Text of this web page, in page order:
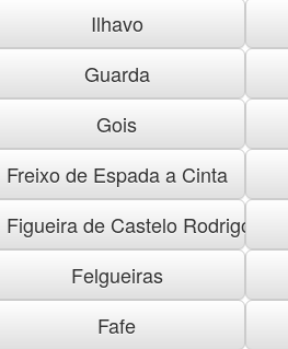
Ilhavo
Guarda
Gois
Freixo de Espada a Cinta
Figueira de Castelo Rodrigo
Felgueiras
Fafe